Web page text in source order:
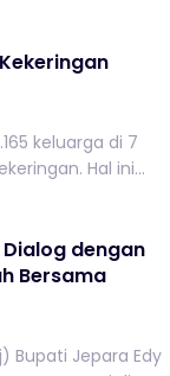
keluarga di 7
Hal ini...
Dialog dengan
Bersama
Bupati Jepara Edy